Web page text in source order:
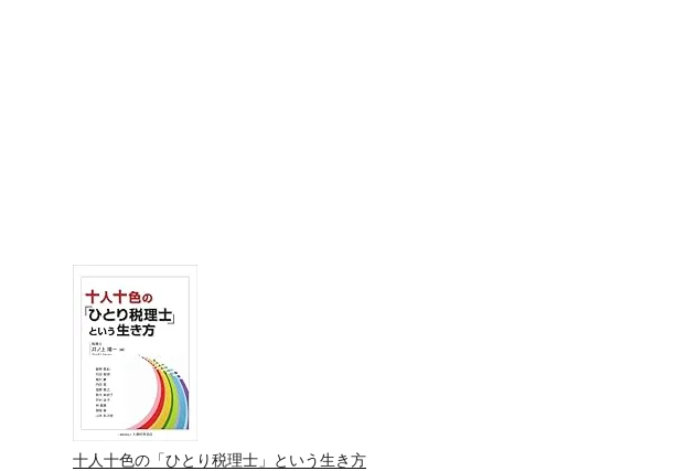
十人十色の「ひとり税理士」という生き方